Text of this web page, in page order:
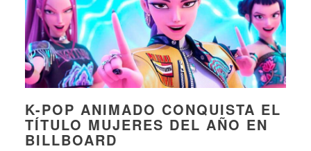
K-POP ANIMADO CONQUISTA EL
TÍTULO MUJERES DEL AÑO EN
BILLBOARD